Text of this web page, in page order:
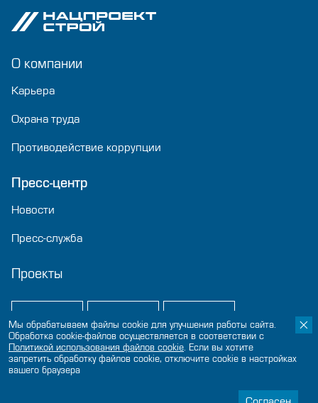
О компании
Карьера
Охрана труда
Противодействие коррупции
Пресс-центр
Новости
Пресс-служба
Проекты
Политика конфиденциальности
Мы обрабатываем файлы cookie для улучшения работы сайта.
Обработка cookie-файлов осуществляется в соответствии с
Политикой использования файлов сookie. Если вы хотите
запретить обработку файлов cookie, отключите cookie в настройках
вашего браузера